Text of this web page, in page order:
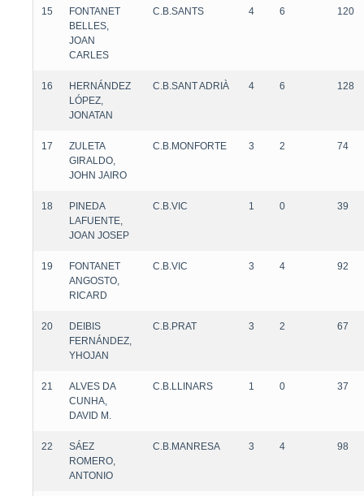
15
FONTANET
BELLES,
JOAN
CARLES
C.B.SANTS 4 6 120
16
HERNÁNDEZ
LÓPEZ,
JONATAN
C.B.SANT ADRIÀ 4 6 128
17
ZULETA
GIRALDO,
JOHN JAIRO
C.B.MONFORTE 3 2 74
18
PINEDA
LAFUENTE,
JOAN JOSEP
C.B.VIC 1 0 39
19
FONTANET
ANGOSTO,
RICARD
C.B.VIC 3 4 92
20
DEIBIS
FERNÁNDEZ,
YHOJAN
C.B.PRAT 3 2 67
21
ALVES DA
CUNHA,
DAVID M.
C.B.LLINARS 1 0 37
22
SÁEZ
ROMERO,
ANTONIO
C.B.MANRESA 3 4 98